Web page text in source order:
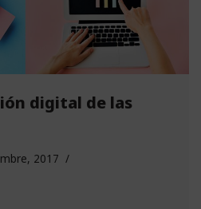
digital de las
2017